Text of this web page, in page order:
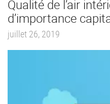
Qualité de l’air
d’importance
juillet 26, 2019